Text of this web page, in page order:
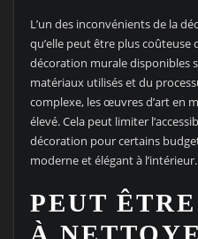
L’un des inconvénients de la
qu’elle peut être plus coûteuse
décoration murale disponibles
matériaux utilisés et du
complexe, les œuvres d’art en
élevé. Cela peut limiter
décoration pour certains
moderne et élégant à l’intérieur.
PEUT